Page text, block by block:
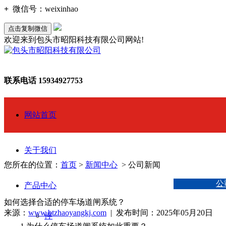
+ 微信号： weixinhao
点击复制微信
欢迎来到包头市昭阳科技有限公司网站!
联系电话 15934927753
网站首页
关于我们
产品中心
停
您所在的位置： 首页 > 新闻中心 > 公司新闻
公
如何选择合适的停车场道闸系统？
来源： www.btzhaoyangkj.com | 发布时间：2025年05月20日